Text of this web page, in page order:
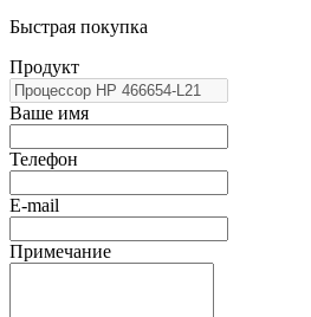
Быстрая покупка
Продукт
Ваше имя
Телефон
E-mail
Примечание